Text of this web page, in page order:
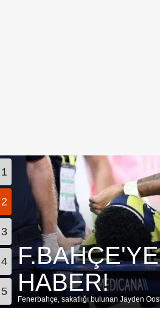
1
2
3
4
5
SANCHEZ
KAPANDI
Galatasaray'ın stoper yıldızı Davinson